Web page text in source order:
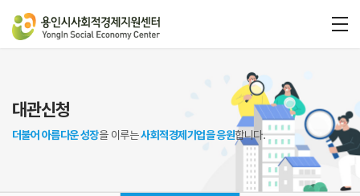
대관신청
더불어 아름다운 성장을 이루는사회적경제기업을 응원합니다.